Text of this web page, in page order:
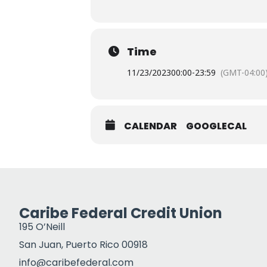
Time
11/23/202300:00-23:59 (GMT-
CALENDAR GOOGLECAL
Caribe Federal Credit Union
195 O’Neill
San Juan, Puerto Rico 00918
info@caribefederal.com